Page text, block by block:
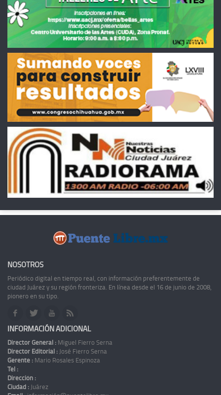
NOSOTROS
Periódico digital en tiempo real, con información preferentemente de
ciudad Juárez y su región fronteriza. En línea desde el 16 de junio de 2008,
pionero en su tipo.
INFORMACIÓN ADICIONAL
Director General : Miguel Fierro Serna
Director Editorial : José Fierro Serna
Gerente : Mario Rosales Espinoza
Tel :
Dirección :
Ciudad : Juárez